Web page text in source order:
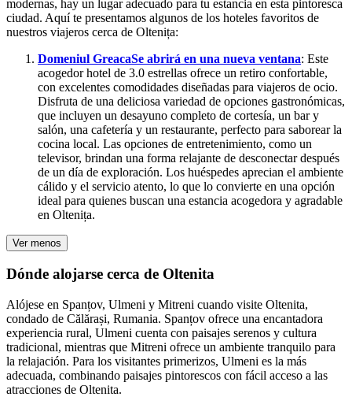
modernas, hay un lugar adecuado para tu estancia en esta pintoresca
ciudad. Aquí te presentamos algunos de los hoteles favoritos de
nuestros viajeros cerca de Oltenița:
Domeniul GreacaSe abrirá en una nueva ventana: Este
acogedor hotel de 3.0 estrellas ofrece un retiro confortable,
con excelentes comodidades diseñadas para viajeros de ocio.
Disfruta de una deliciosa variedad de opciones gastronómicas,
que incluyen un desayuno completo de cortesía, un bar y
salón, una cafetería y un restaurante, perfecto para saborear la
cocina local. Las opciones de entretenimiento, como un
televisor, brindan una forma relajante de desconectar después
de un día de exploración. Los huéspedes aprecian el ambiente
cálido y el servicio atento, lo que lo convierte en una opción
ideal para quienes buscan una estancia acogedora y agradable
en Oltenița.
Ver menos
Dónde alojarse cerca de Oltenita
Alójese en Spanțov, Ulmeni y Mitreni cuando visite Oltenita,
condado de Călărași, Rumania. Spanțov ofrece una encantadora
experiencia rural, Ulmeni cuenta con paisajes serenos y cultura
tradicional, mientras que Mitreni ofrece un ambiente tranquilo para
la relajación. Para los visitantes primerizos, Ulmeni es la más
adecuada, combinando paisajes pintorescos con fácil acceso a las
atracciones de Oltenita.